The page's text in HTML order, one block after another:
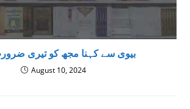
بیوی سے کہنا مجھ کو تیری
August 10, 2024